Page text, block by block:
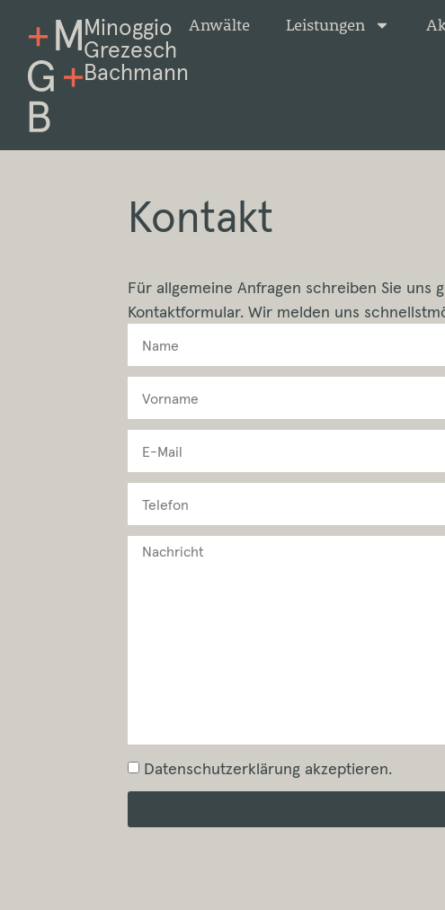
Minoggio
Grezesch
Bachmann
Anwälte Leistungen
Kontakt
Für allgemeine Anfragen schreiben Sie uns
Kontaktformular. Wir melden uns
Datenschutzerklärung akzeptieren.